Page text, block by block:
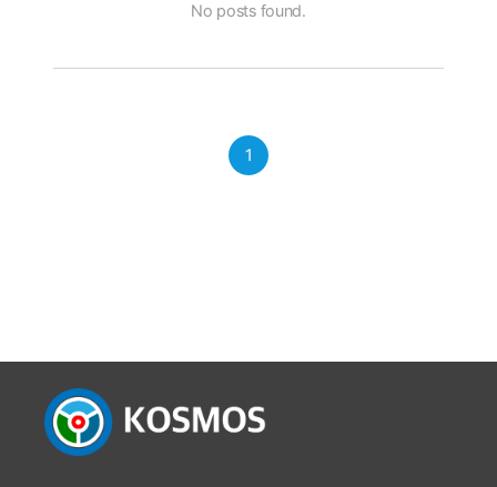
No posts found.
1